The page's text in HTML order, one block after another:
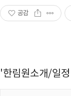
공감
'한림원소개/일